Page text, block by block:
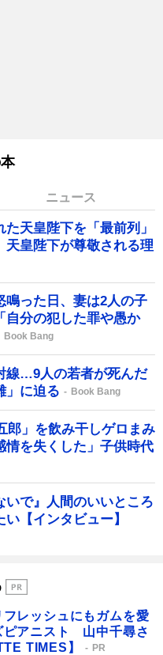
ニュース
天皇陛下を「最前列」
皇陛下が尊敬される理
鳴った日、妻は2人の子
分の犯した罪や愚か
Book Bang
線…9人の若者が死んだ
」に迫る
Book Bang
郎」を飲み干しゲロまみ
を失くした」子供時代
いで』人間のいいところ
【インタビュー】
フレッシュにもガムを愛
ピアニスト 山中千尋さ
TIMES】
PR